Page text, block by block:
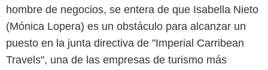
hombre de negocios, se entera de que Isabella Nieto
(Mónica Lopera) es un obstáculo para alcanzar un
puesto en la junta directiva de "Imperial Carribean
Travels", una de las empresas de turismo más